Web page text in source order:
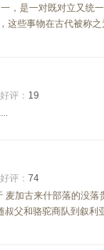
，是一对既对立又统
这些事物在古代被称
好评： 19
好评： 74
加古来什部落的没
父和骆驼商队到叙